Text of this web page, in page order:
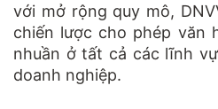
với mở rộng quy mô,
chiến lược cho phép văn
nhuần ở tất cả các lĩnh
doanh nghiệp.